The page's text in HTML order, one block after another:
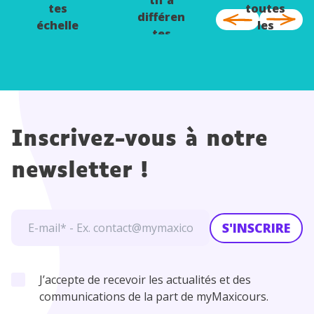
tes
échelle
différen
tes
toutes
les
Inscrivez-vous à notre
newsletter !
S'INSCRIRE
J’accepte de recevoir les actualités et des
communications de la part de myMaxicours.